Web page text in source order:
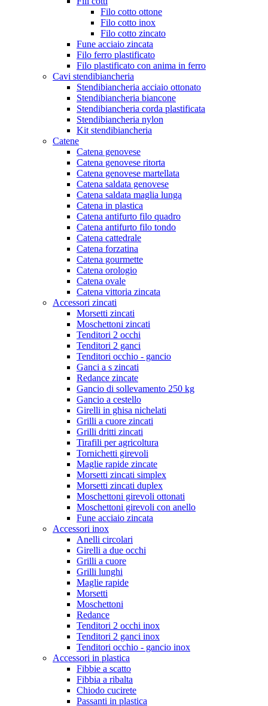
Filo cotto ottone
Filo cotto inox
Filo cotto zincato
Fune acciaio zincata
Filo ferro plastificato
Filo plastificato con anima in ferro
Cavi stendibiancheria
Stendibiancheria acciaio ottonato
Stendibiancheria biancone
Stendibiancheria corda plastificata
Stendibiancheria nylon
Kit stendibiancheria
Catene
Catena genovese
Catena genovese ritorta
Catena genovese martellata
Catena saldata genovese
Catena saldata maglia lunga
Catena in plastica
Catena antifurto filo quadro
Catena antifurto filo tondo
Catena cattedrale
Catena forzatina
Catena gourmette
Catena orologio
Catena ovale
Catena vittoria zincata
Accessori zincati
Morsetti zincati
Moschettoni zincati
Tenditori 2 occhi
Tenditori 2 ganci
Tenditori occhio - gancio
Ganci a s zincati
Redance zincate
Gancio di sollevamento 250 kg
Gancio a cestello
Girelli in ghisa nichelati
Grilli a cuore zincati
Grilli dritti zincati
Tirafili per agricoltura
Tornichetti girevoli
Maglie rapide zincate
Morsetti zincati simplex
Morsetti zincati duplex
Moschettoni girevoli ottonati
Moschettoni girevoli con anello
Fune acciaio zincata
Accessori inox
Anelli circolari
Girelli a due occhi
Grilli a cuore
Grilli lunghi
Maglie rapide
Morsetti
Moschettoni
Redance
Tenditori 2 occhi inox
Tenditori 2 ganci inox
Tenditori occhio - gancio inox
Accessori in plastica
Fibbie a scatto
Fibbia a ribalta
Chiodo cucirete
Passanti in plastica